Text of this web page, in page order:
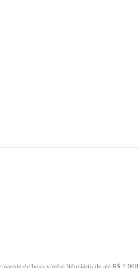
de boas-vindas fiduciário de até R$ 5.000.